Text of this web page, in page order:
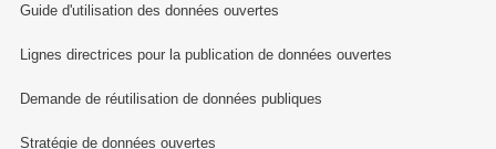
Guide d'utilisation des données ouvertes
Lignes directrices pour la publication de données ouvertes
Demande de réutilisation de données publiques
Stratégie de données ouvertes